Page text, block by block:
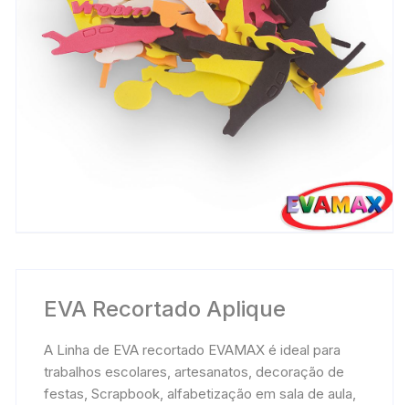
EVA Recortado Aplique
A Linha de EVA recortado EVAMAX é ideal para
trabalhos escolares, artesanatos, decoração de
festas, Scrapbook, alfabetização em sala de aula,